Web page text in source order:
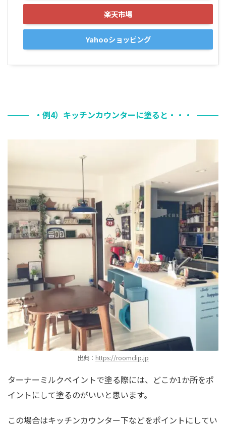
楽天市場
Yahooショッピング
・例4）キッチンカウンターに塗ると・・・
出典： https://roomclip.jp
ターナーミルクペイントで塗る際には、どこか1か所をポ
イントにして塗るのがいいと思います。
この場合はキッチンカウンター下などをポイントにしてい